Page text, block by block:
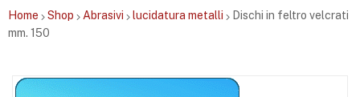
Home Shop Abrasivi lucidatura metalli
Dischi in feltro velcrati
mm. 150